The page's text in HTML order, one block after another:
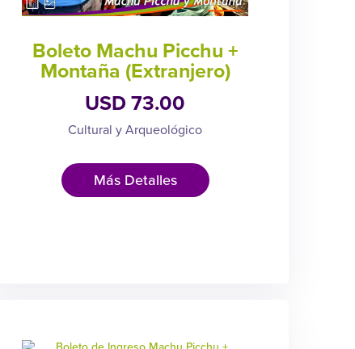
Boleto Machu Picchu +
Montaña (Extranjero)
USD 73.00
Cultural y Arqueológico
Más Detalles